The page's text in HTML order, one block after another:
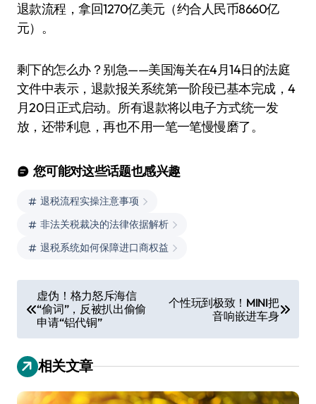
退款流程，拿回1270亿美元（约合人民币8660亿
元）。
剩下的怎么办？别急——美国海关在4月14日的法庭
文件中表示，退款报关系统第一阶段已基本完成，4
月20日正式启动。所有退款将以电子方式统一发
放，还带利息，再也不用一笔一笔慢慢磨了。
您可能对这些话题也感兴趣
退税流程实操注意事项
非法关税裁决的法律依据解析
退税系统如何保障进口商权益
章
导
航
虚伪！格力怒斥海信
“偷词”，反被扒出偷偷
申请“铝代铜”
个性玩到极致！MINI把
音响嵌进车身
相关文章